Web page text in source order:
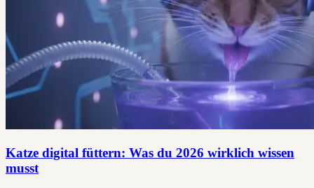
Katze digital füttern: Was du 2026 wirklich wissen
musst